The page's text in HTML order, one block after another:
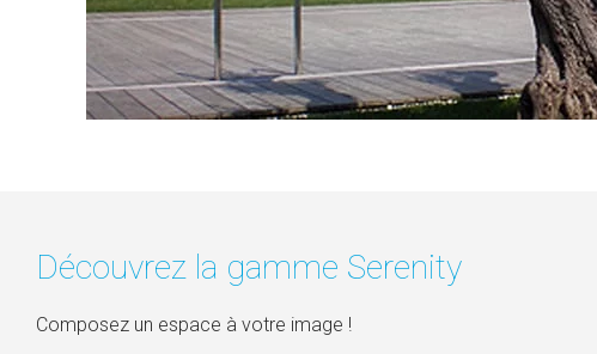
Découvrez la gamme Serenity
Composez un espace à votre image !